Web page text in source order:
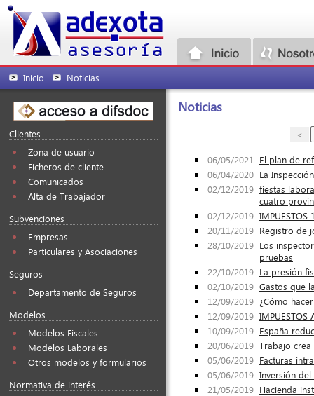
Inicio Noticias
Clientes
Zona de usuario
Ficheros de cliente
Comunicados
Alta de Trabajador
Subvenciones
Empresas
Particulares y Asociaciones
Seguros
Departamento de Seguros
Modelos
Modelos Fiscales
Modelos Laborales
Otros modelos y formularios
Normativa de interés
Noticias
<
06/05/2021
El plan de
06/04/2020 La
02/12/2019 fiestas
cuatro
02/12/2019
20/11/2019 Registro de
28/10/2019 Los
pruebas
22/10/2019 La presión
02/10/2019 Gastos que
12/09/2019 ¿Cómo
12/09/2019
10/09/2019 España
20/06/2019 Trabajo
05/06/2019 Facturas
05/06/2019 Inversión
21/05/2019 Hacienda